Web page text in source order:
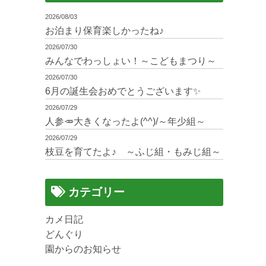
2026/08/03
お泊まり保育楽しかったね♪
2026/07/30
みんなでわっしょい！～こどもまつり～
2026/07/30
6月の誕生会おめでとうございます✨
2026/07/29
人参🥕大きくなったよ(^^)/～年少組～
2026/07/29
枝豆を育てたよ♪ ～ふじ組・もみじ組～
カテゴリー
カメ日記
どんぐり
園からのお知らせ